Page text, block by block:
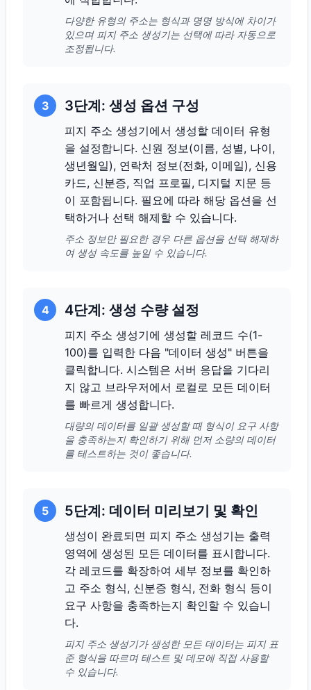
다양한 유형의 주소는 형식과 명명 방식에 차이가
있으며 피지 주소 생성기는 선택에 따라 자동으로
조정됩니다.
3 3단계: 생성 옵션 구성
피지 주소 생성기에서 생성할 데이터 유형
을 설정합니다. 신원 정보(이름, 성별, 나이,
생년월일), 연락처 정보(전화, 이메일), 신용
카드, 신분증, 직업 프로필, 디지털 지문 등
이 포함됩니다. 필요에 따라 해당 옵션을 선
택하거나 선택 해제할 수 있습니다.
주소 정보만 필요한 경우 다른 옵션을 선택 해제하
여 생성 속도를 높일 수 있습니다.
4 4단계: 생성 수량 설정
피지 주소 생성기에 생성할 레코드 수(1-
100)를 입력한 다음 "데이터 생성" 버튼을
클릭합니다. 시스템은 서버 응답을 기다리
지 않고 브라우저에서 로컬로 모든 데이터
를 빠르게 생성합니다.
대량의 데이터를 일괄 생성할 때 형식이 요구 사항
을 충족하는지 확인하기 위해 먼저 소량의 데이터
를 테스트하는 것이 좋습니다.
5 5단계: 데이터 미리보기 및 확인
생성이 완료되면 피지 주소 생성기는 출력
영역에 생성된 모든 데이터를 표시합니다.
각 레코드를 확장하여 세부 정보를 확인하
고 주소 형식, 신분증 형식, 전화 형식 등이
요구 사항을 충족하는지 확인할 수 있습니
다.
피지 주소 생성기가 생성한 모든 데이터는 피지 표
준 형식을 따르며 테스트 및 데모에 직접 사용할
수 있습니다.